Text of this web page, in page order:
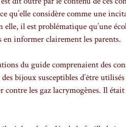
qu’elle considère comme une
elle, il est problématique qu’une
en informer clairement les parents.
du guide comprenaient des
bijoux susceptibles d’être
contre les gaz lacrymogènes. Il